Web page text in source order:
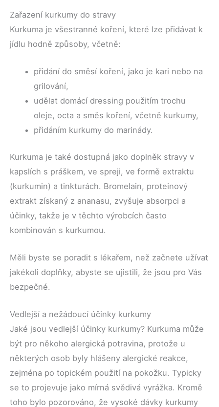
Zařazení kurkumy do stravy
Kurkuma je všestranné koření, které lze přidávat k
jídlu hodně způsoby, včetně:
přidání do směsí koření, jako je kari nebo na
grilování,
udělat domácí dressing použitím trochu
oleje, octa a směs koření, včetně kurkumy,
přidáním kurkumy do marinády.
Kurkuma je také dostupná jako doplněk stravy v
kapslích s práškem, ve spreji, ve formě extraktu
(kurkumin) a tinkturách. Bromelain, proteinový
extrakt získaný z ananasu, zvyšuje absorpci a
účinky, takže je v těchto výrobcích často
kombinován s kurkumou.
Měli byste se poradit s lékařem, než začnete užívat
jakékoli doplňky, abyste se ujistili, že jsou pro Vás
bezpečné.
Vedlejší a nežádoucí účinky kurkumy
Jaké jsou vedlejší účinky kurkumy? Kurkuma může
být pro někoho alergická potravina, protože u
některých osob byly hlášeny alergické reakce,
zejména po topickém použití na pokožku. Typicky
se to projevuje jako mírná svědivá vyrážka. Kromě
toho bylo pozorováno, že vysoké dávky kurkumy